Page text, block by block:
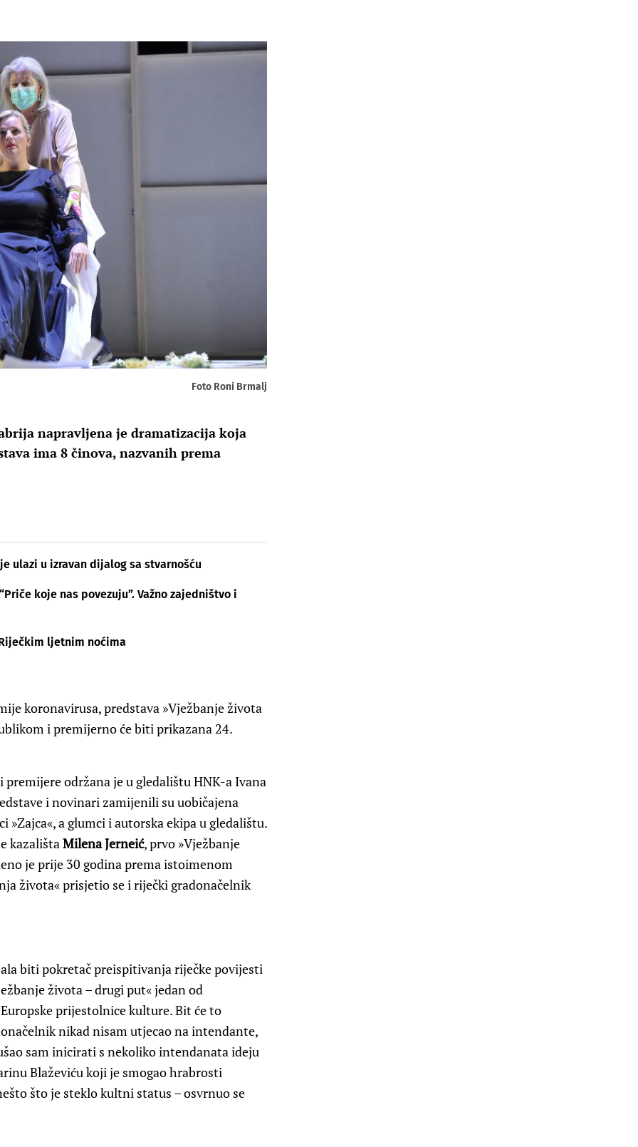
Foto Roni Brmalj
napravljena je dramatizacija koja
ima 8 činova, nazvanih prema
ulazi u izravan dijalog sa stvarnošću
koje nas povezuju”. Važno zajedništvo i
ljetnim noćima
koronavirusa, predstava »Vježbanje života
i premijerno će biti prikazana 24.
održana je u gledalištu HNK-a Ivana
i novinari zamijenili su uobičajena
a glumci i autorska ekipa u gledalištu.
kazalištaMilena Jerneić, prvo »Vježbanje
je prije 30 godina prema istoimenom
života« prisjetio se i riječki gradonačelnik
biti pokretač preispitivanja riječke povijesti
života – drugi put« jedan od
prijestolnice kulture. Bit će to
nikad nisam utjecao na intendante,
sam inicirati s nekoliko intendanata ideju
Blaževiću koji je smogao hrabrosti
što je steklo kultni status – osvrnuo se